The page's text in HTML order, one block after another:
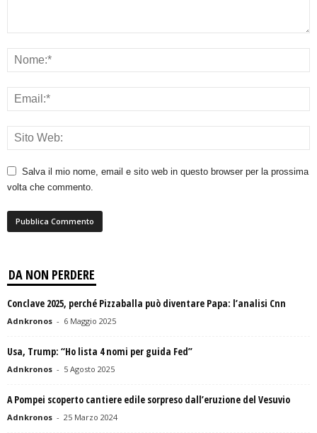
Salva il mio nome, email e sito web in questo browser per la prossima
volta che commento.
DA NON PERDERE
Conclave 2025, perché Pizzaballa può diventare Papa: l’analisi Cnn
Adnkronos - 6 Maggio 2025
Usa, Trump: “Ho lista 4 nomi per guida Fed”
Adnkronos - 5 Agosto 2025
A Pompei scoperto cantiere edile sorpreso dall’eruzione del Vesuvio
Adnkronos - 25 Marzo 2024